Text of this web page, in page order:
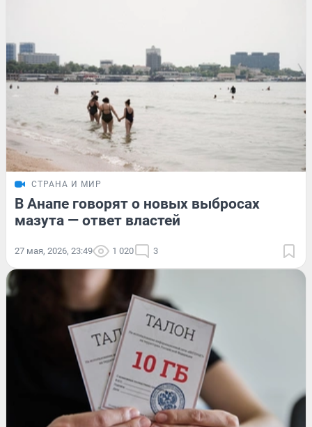
СТРАНА И МИР
В Анапе говорят о новых выбросах
мазута — ответ властей
27 мая, 2026, 23:49 1 020 3